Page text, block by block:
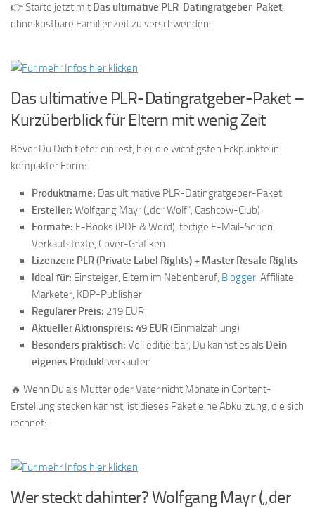
👉 Starte jetzt mit Das ultimative PLR-Datingratgeber-Paket,
ohne kostbare Familienzeit zu verschwenden:
Das ultimative PLR-Datingratgeber-Paket –
Kurzüberblick für Eltern mit wenig Zeit
Bevor Du Dich tiefer einliest, hier die wichtigsten Eckpunkte in
kompakter Form:
Produktname: Das ultimative PLR-Datingratgeber-Paket
Ersteller: Wolfgang Mayr („der Wolf“, Cashcow-Club)
Formate: E-Books (PDF & Word), fertige E-Mail-Serien,
Verkaufstexte, Cover-Grafiken
Lizenzen: PLR (Private Label Rights) + Master Resale Rights
Ideal für: Einsteiger, Eltern im Nebenberuf, Blogger, Affiliate-
Marketer, KDP-Publisher
Regulärer Preis: 219 EUR
Aktueller Aktionspreis: 49 EUR(Einmalzahlung)
Besonders praktisch: Voll editierbar, Du kannst es als Dein
eigenes Produktverkaufen
🔥 Wenn Du als Mutter oder Vater nicht Monate in Content-
Erstellung stecken kannst, ist dieses Paket eine Abkürzung, die sich
rechnet:
Wer steckt dahinter? Wolfgang Mayr („der